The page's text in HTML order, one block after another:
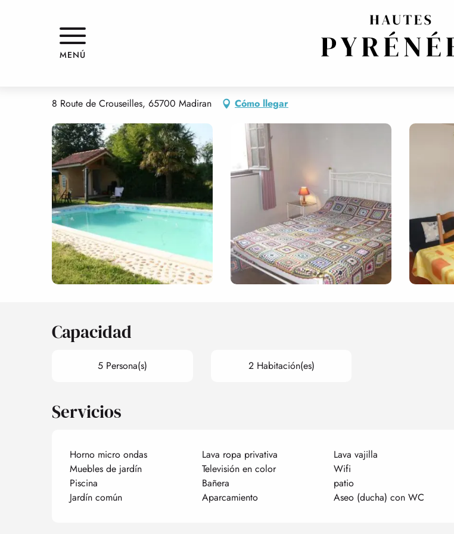
MENÚ
GITE DUTOUR
8 Route de Crouseilles, 65700 Madiran Cómo llegar
Capacidad
5 Persona(s) 2 Habitación(es)
Servicios
Horno micro ondas Lava ropa privativa
Lava vajilla
Muebles de jardín
Televisión en color
Wifi
Piscina
Bañera
patio
Jardín común
Aparcamiento Aseo (ducha) con WC